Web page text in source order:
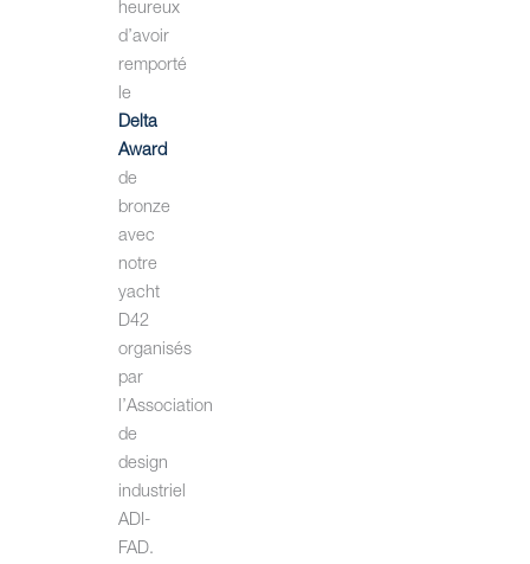
heureux
d’avoir
remporté
le
Delta
Award
de
bronze
avec
notre
yacht
D42
organisés
par
l’Association
de
design
industriel
ADI-
FAD.